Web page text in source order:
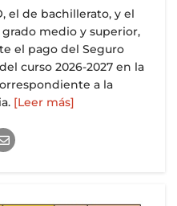
el de bachillerato, y el
medio y superior,
el pago del Seguro
curso 2026-2027 en la
a la
[Leer más]